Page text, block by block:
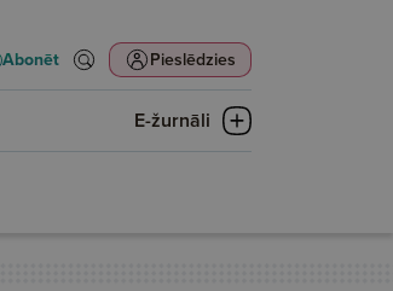
Abonēt Pieslēdzies
E-žurnāli